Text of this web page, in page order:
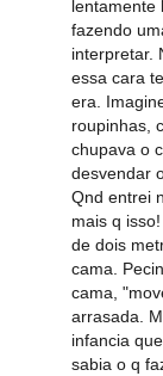
lentamente
fazendo
interpretar.
essa cara
era.
roupinhas,
chupava o
desvendar
Qnd entrei
mais q
de dois
cama.
cama,
arrasada.
infancia
sabia o q